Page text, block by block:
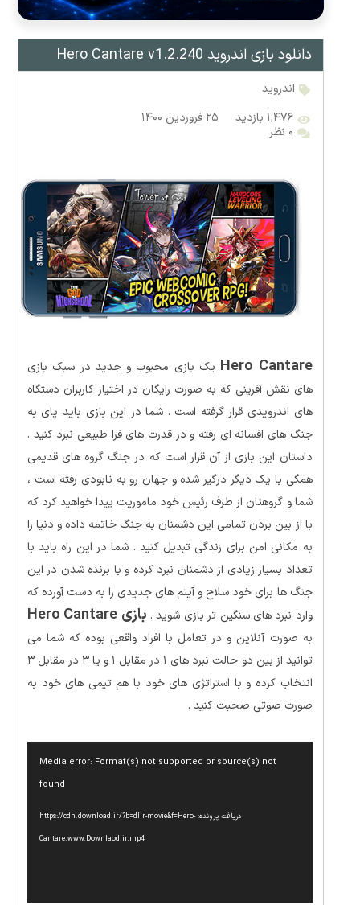
دانلود بازی اندروید Hero Cantare v1.2.240
اندروید
۱,۴۷۶ بازدید
۲۵ فروردین ۱۴۰۰
۰ نظر
Hero Cantare یک بازی محبوب و جدید در سبک بازی
های نقش آفرینی که به صورت رایگان در اختیار کاربران دستگاه
های اندرویدی قرار گرفته است . شما در این بازی باید پای به
جنگ های افسانه ای رفته و در قدرت های فرا طبیعی نبرد کنید .
داستان این بازی از آن قرار است که در جنگ گروه های قدیمی
همگی با یک دیگر درگیر شده و جهان رو به نابودی رفته است ،
شما و گروهتان از طرف رئیس خود ماموریت پیدا خواهید کرد که
با از بین بردن تمامی این دشمنان به جنگ خاتمه داده و دنیا را
به مکانی امن برای زندگی تبدیل کنید . شما در این راه باید با
تعداد بسیار زیادی از دشمنان نبرد کرده و با برنده شدن در این
جنگ ها برای خود سلاح و آیتم های جدیدی را به دست آورده که
وارد نبرد های سنگین تر بازی شوید . بازی Hero Cantare
به صورت آنلاین و در تعامل با افراد واقعی بوده که شما می
توانید از بین دو حالت نبرد های ۱ در مقابل ۱ و یا ۳ در مقابل ۳
انتخاب کرده و با استراتژی های خود با هم تیمی های خود به
صورت صوتی صحبت کنید .
Media error: Format(s) not supported or source(s) not
found
دریافت پرونده: https://cdn.download.ir/?b=dlir-movie&f=Hero-
Cantare.www.Downlaod.ir.mp4